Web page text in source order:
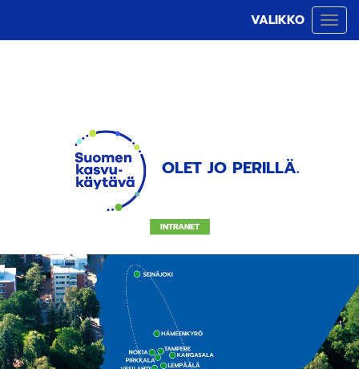
OLET JO PERILLÄ.
INTRANET
VALIKKO